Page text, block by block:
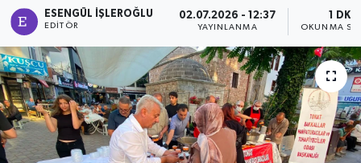
ESENGÜL İŞLEROĞLU
EDITÖR
02.07.2026 - 12:37
YAYINLANMA
1 DK
OKUNMA